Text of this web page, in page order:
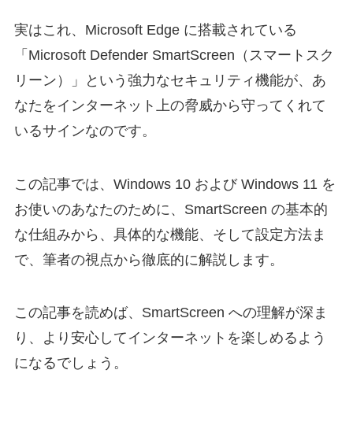
実はこれ、Microsoft Edge に搭載されている
「Microsoft Defender SmartScreen（スマートスク
リーン）」という強力なセキュリティ機能が、あ
なたをインターネット上の脅威から守ってくれて
いるサインなのです。
この記事では、Windows 10 および Windows 11 を
お使いのあなたのために、SmartScreen の基本的
な仕組みから、具体的な機能、そして設定方法ま
で、筆者の視点から徹底的に解説します。
この記事を読めば、SmartScreen への理解が深ま
り、より安心してインターネットを楽しめるよう
になるでしょう。